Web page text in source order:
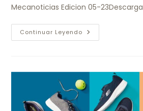
Mecanoticias Edicion 05-23Descarga
Continuar Leyendo